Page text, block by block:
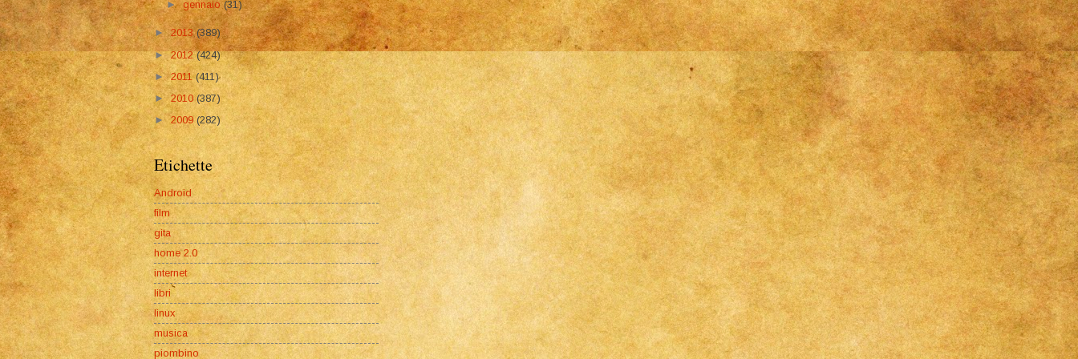
►gennaio(31)
►2013(389)
►2012(424)
►2011(411)
►2010(387)
►2009(282)
Etichette
Android
film
gita
home 2.0
internet
libri
linux
musica
piombino